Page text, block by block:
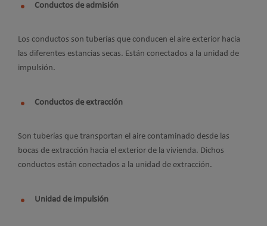
Conductos de admisión
Los conductos son tuberías que conducen el aire exterior hacia
las diferentes estancias secas. Están conectados a la unidad de
impulsión.
Conductos de extracción
Son tuberías que transportan el aire contaminado desde las
bocas de extracción hacia el exterior de la vivienda. Dichos
conductos están conectados a la unidad de extracción.
Unidad de impulsión